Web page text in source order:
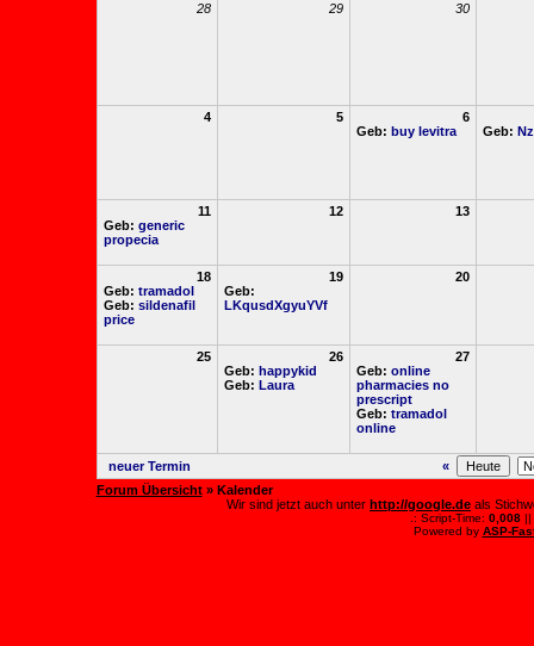
28 29 30
4 5
6
Geb: buy levitra Geb:
11
Geb: generic
propecia
12 13
18
Geb: tramadol
Geb: sildenafil
price
19
Geb:
LKqusdXgyuYVf
20
25
26
Geb: happykid
Geb: Laura
27
Geb: online
pharmacies no
prescript
Geb: tramadol
online
neuer Termin
«
Forum Übersicht» Kalender
Wir sind jetzt auch unter http://google.de als
.: Script-Time: 0,008||
Powered by ASP-